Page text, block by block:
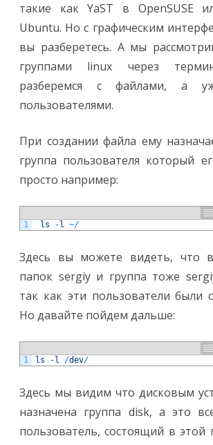
такие как YaST в OpenSUSE
Ubuntu. Но с графическим
вы разберетесь. А мы
группами linux через
разберемся с файлами, а
пользователями.
При создании файла ему
группа пользователя который
просто например:
1
ls - l ~/
Здесь вы можете видеть, что
папок sergiy и группа тоже
так как эти пользователи были
Но давайте пойдем дальше:
1
ls - l /dev/
Здесь мы видим что дисковым
назначена группа disk, а это
пользователь, состоящий в этой